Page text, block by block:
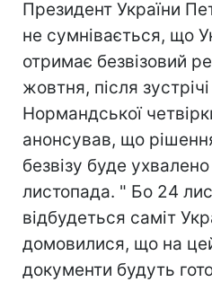
Президент України
не сумнівається, що
отримає безвізовий
жовтня, після зустрічі
Нормандської
анонсував, що
безвізу буде
листопада. " Бо 24
відбудеться саміт
домовилися, що на
документи будуть